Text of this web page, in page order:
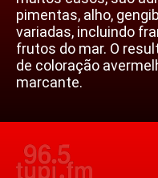
pimentas, alho,
variadas, incluindo
frutos do mar. O
de coloração
marcante.